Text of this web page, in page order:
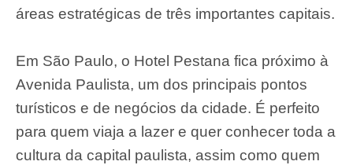
áreas estratégicas de três importantes capitais.
Em São Paulo, o Hotel Pestana fica próximo à
Avenida Paulista, um dos principais pontos
turísticos e de negócios da cidade. É perfeito
para quem viaja a lazer e quer conhecer toda a
cultura da capital paulista, assim como quem